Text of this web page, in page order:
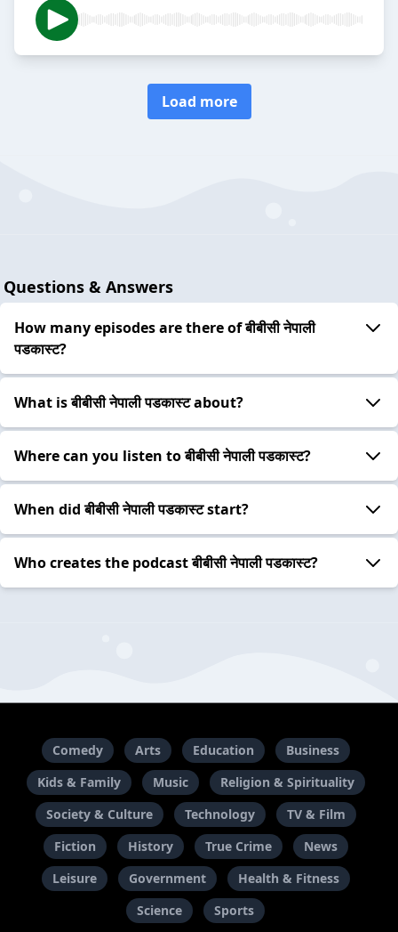
Load more
Questions & Answers
How many episodes are there of बीबीसी नेपाली
पडकास्ट?
What is बीबीसी नेपाली पडकास्ट about?
Where can you listen to बीबीसी नेपाली पडकास्ट?
When did बीबीसी नेपाली पडकास्ट start?
Who creates the podcast बीबीसी नेपाली पडकास्ट?
Comedy Arts Education
Business
Kids & Family
Music
Religion & Spirituality
Society & Culture
Technology
TV & Film
Fiction
History True Crime
News
Leisure
Government
Health & Fitness
Science
Sports